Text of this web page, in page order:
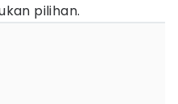
pilihan.